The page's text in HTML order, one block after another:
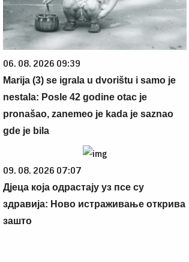
06. 08. 2026 09:39
Marija (3) se igrala u dvorištu i samo je
nestala: Posle 42 godine otac je
pronašao, zanemeo je kada je saznao
gde je bila
09. 08. 2026 07:07
Дјеца која одрастају уз псе су
здравија: Ново истраживање открива
зашто